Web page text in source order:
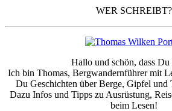
WER SCHREIBT?
Hallo und schön, dass Du
Ich bin Thomas, Bergwandernführer mit
Du Geschichten über Berge, Gipfel und
Dazu Infos und Tipps zu Ausrüstung,
beim Lesen!